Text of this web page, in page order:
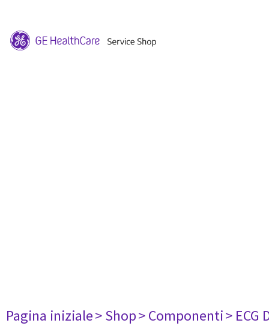
Pagina iniziale> Shop> Componenti> ECG